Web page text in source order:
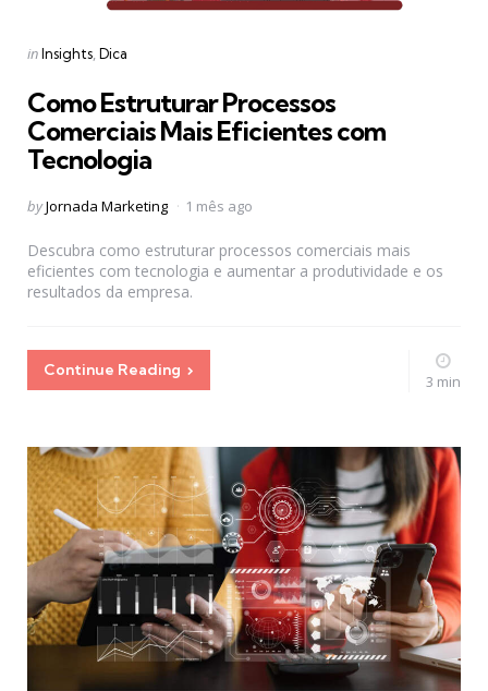
Categories
Posted
inInsights Dica
Como Estruturar Processos
Comerciais Mais Eficientes com
Tecnologia
Posted
byJornada Marketing 1 mês ago
Descubra como estruturar processos comerciais mais
eficientes com tecnologia e aumentar a produtividade e os
resultados da empresa.
Continue Reading
3 min